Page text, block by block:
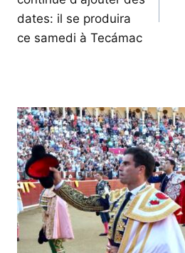
l’article
dates: il se produira
ce samedi à Tecámac